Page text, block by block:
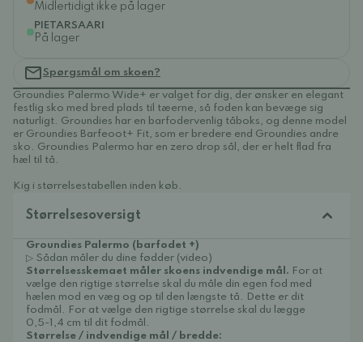
Midlertidigt ikke på lager
PIETARSAARI
På lager
Spørgsmål om skoen?
Groundies Palermo Wide+ er valget for dig, der ønsker en elegant
festlig sko med bred plads til tæerne, så foden kan bevæge sig
naturligt. Groundies har en barfodervenlig tåboks, og denne model
er Groundies Barfeoot+ Fit, som er bredere end Groundies andre
sko. Groundies Palermo har en zero drop sål, der er helt flad fra
hæl til tå.
Kig i størrelsestabellen inden køb.
Størrelsesoversigt
Groundies Palermo (barfodet +)
▷ Sådan måler du dine fødder (video)
Størrelsesskemaet måler skoens indvendige mål. For at
vælge den rigtige størrelse skal du måle din egen fod med
hælen mod en væg og op til den længste tå. Dette er dit
fodmål. For at vælge den rigtige størrelse skal du lægge
0,5-1,4 cm til dit fodmål.
Størrelse / indvendige mål / bredde: